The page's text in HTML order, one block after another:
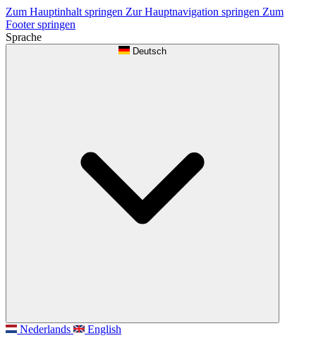
Zum Hauptinhalt springen Zur Hauptnavigation springen Zum
Footer springen
Sprache
Deutsch
Nederlands English